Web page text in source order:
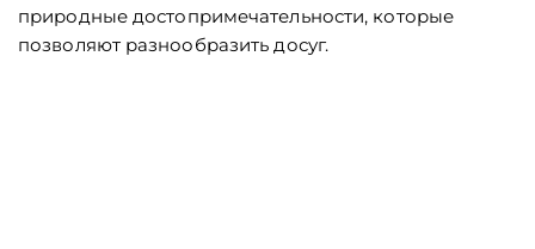
природные достопримечательности, которые
позволяют разнообразить досуг.